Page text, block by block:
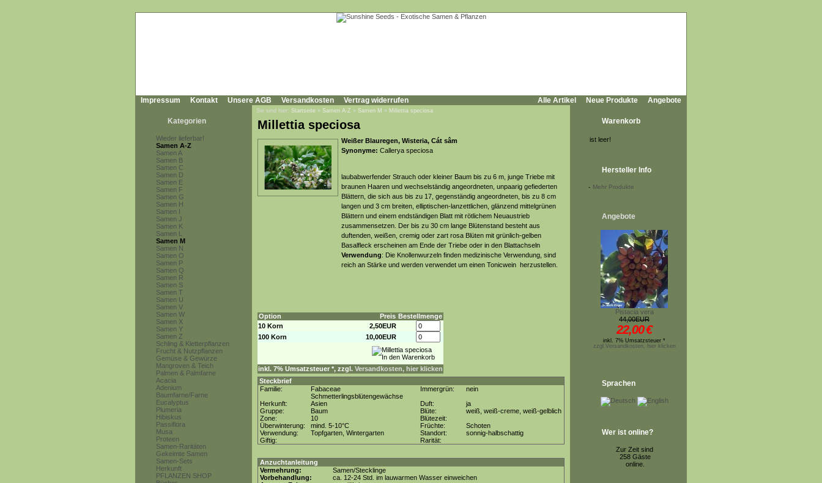
Impressum Kontakt Unsere AGB Versandkosten Vertrag widerrufen Alle Artikel Neue Produkte Angebote
Kategorien
Wieder lieferbar!
Samen A-Z
Samen A
Samen B
Samen C
Samen D
Samen E
Samen F
Samen G
Samen H
Samen I
Samen J
Samen K
Samen L
Samen M
Samen N
Samen O
Samen P
Samen Q
Samen R
Samen S
Samen T
Samen U
Samen V
Samen W
Samen X
Samen Y
Samen Z
Schling & Kletterpflanzen
Frucht & Nutzpflanzen
Gemüse & Gewürze
Mangroven & Teich
Palmen & Palmfarne
Acacia
Adenium
Baumfarne/Farne
Eucalyptus
Plumeria
Hibiskus
Passiflora
Musa
Proteen
Samen-Raritäten
Gekeimte Samen
Samen-Sets
Herkunft
PFLANZEN SHOP
Sie sind hier: Startseite » Samen A-Z » Samen M » Millettia speciosa
Millettia speciosa
Weißer Blauregen, Wisteria, Cát sâm
Synonyme: Callerya speciosa
laubabwerfender Strauch oder kleiner Baum bis zu 6 m, junge Triebe mit
braunen Haaren und wechselständig angeordneten, unpaarig gefiederten
Blättern, die sich aus bis zu 17, gegenständig angeordneten, bis zu 8 cm
langen und 3 cm breiten, elliptischen-lanzettlichen, glänzend mittelgrünen
Blättern und einem endständigen Blatt mit rötlichem Neuaustrieb
zusammensetzen. Der bis zu 30 cm lange Blütenstand besteht aus
duftenden, weißen, cremig oder zart rosa Blüten mit grünlich-gelben
Basalfleck erscheinen am Ende der Triebe oder in den Blattachseln
Verwendung: Die Knollenwurzeln finden medizinische Verwendung, sind
reich an Stärke und werden verwendet um einen Tonicwein herzustellen.
Option Preis Bestellmenge
10 Korn
2,50EUR
100 Korn
10,00EUR
inkl. 7% Umsatzsteuer *, zzgl. Versandkosten, hier klicken
Steckbrief
Familie:
Fabaceae
Schmetterlingsblütengewächse
Immergrün:
nein
Herkunft:
Asien Duft:
ja
Gruppe:
Baum Blüte:
weiß, weiß-creme, weiß-gelblich
Zone:
10
Blütezeit:
Überwinterung:
mind. 5-10°C Früchte:
Schoten
Verwendung:
Topfgarten, Wintergarten Standort:
sonnig-halbschattig
Giftig:
Rarität:
Anzuchtanleitung
Vermehrung:
Samen/Stecklinge
Vorbehandlung:
ca. 12-24 Std. im lauwarmen Wasser einweichen
Warenkorb
ist leer!
Hersteller Info
- Mehr Produkte
Angebote
Pistacia vera
44,00EUR
22,00€
inkl. 7% Umsatzsteuer *
zzgl.Versandkosten, hier klicken
Sprachen
Wer ist online?
Zur Zeit sind
258 Gäste
online.